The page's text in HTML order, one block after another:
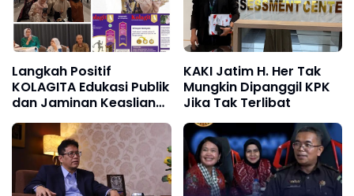
Langkah Positif
KOLAGITA Edukasi Publik
dan Jaminan Keaslian
Jadi Prioritas
KAKI Jatim H. Her Tak
Mungkin Dipanggil KPK
Jika Tak Terlibat